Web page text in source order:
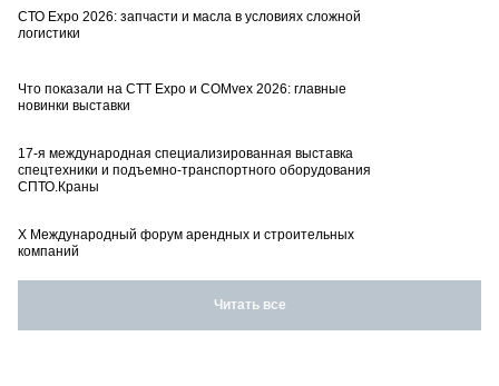
СТО Expo 2026: запчасти и масла в условиях сложной
логистики
Что показали на CTT Expo и COMvex 2026: главные
новинки выставки
17-я международная специализированная выставка
спецтехники и подъемно-транспортного оборудования
СПТО.Краны
X Международный форум арендных и строительных
компаний
Читать все